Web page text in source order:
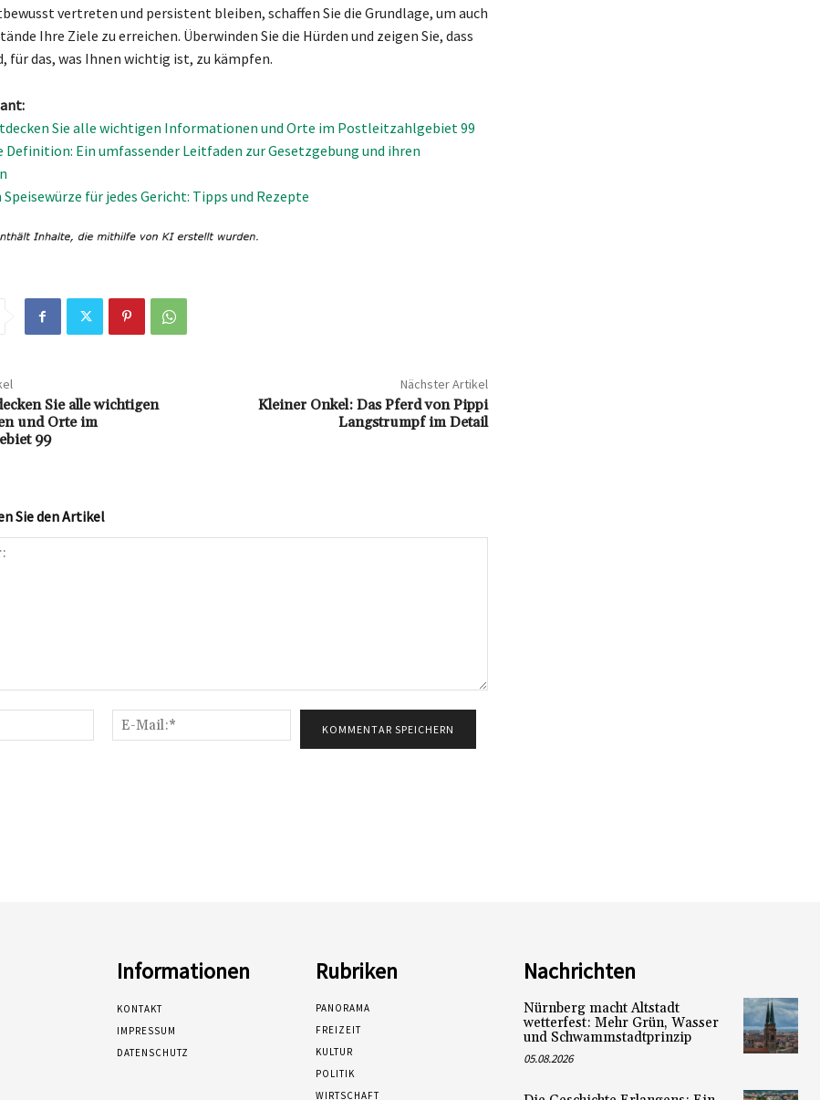
vertreten und persistent bleiben, schaffen Sie die Grundlage, um auch
Ihre Ziele zu erreichen. Überwinden Sie die Hürden und zeigen Sie, dass
für das, was Ihnen wichtig ist, zu kämpfen.
Sie alle wichtigen Informationen und Orte im Postleitzahlgebiet 99
Definition: Ein umfassender Leitfaden zur Gesetzgebung und ihren
Speisewürze für jedes Gericht: Tipps und Rezepte
Sie alle wichtigen
und Orte im
99
Nächster Artikel
Kleiner Onkel: Das Pferd von Pippi
Langstrumpf im Detail
Sie den Artikel
Name:*
Mail:*
Informationen
KONTAKT
IMPRESSUM
DATENSCHUTZ
Rubriken
PANORAMA
FREIZEIT
KULTUR
POLITIK
WIRTSCHAFT
Nachrichten
Nürnberg macht Altstadt
wetterfest: Mehr Grün, Wasser
und Schwammstadtprinzip
05.08.2026